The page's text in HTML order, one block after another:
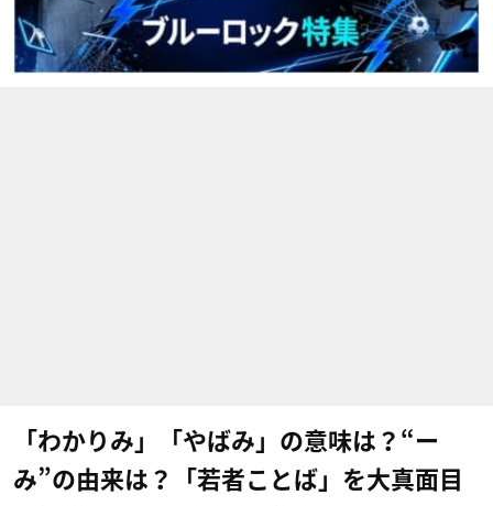
「わかりみ」「やばみ」の意味は？“ー
み”の由来は？「若者ことば」を大真面目